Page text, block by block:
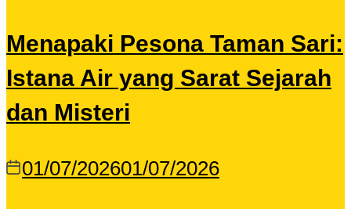
Menapaki Pesona Taman Sari:
Istana Air yang Sarat Sejarah
dan Misteri
01/07/202601/07/2026